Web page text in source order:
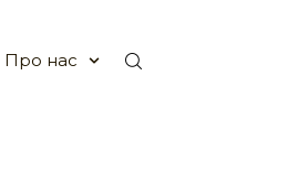
Про нас